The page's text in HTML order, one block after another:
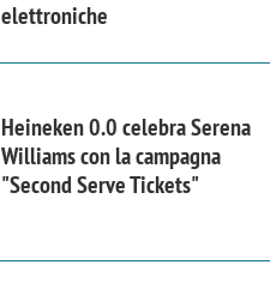
elettroniche
Heineken 0.0 celebra Serena
Williams con la campagna
"Second Serve Tickets"